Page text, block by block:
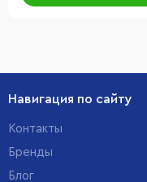
Навигация по сайту
Контакты
Бренды
Блог